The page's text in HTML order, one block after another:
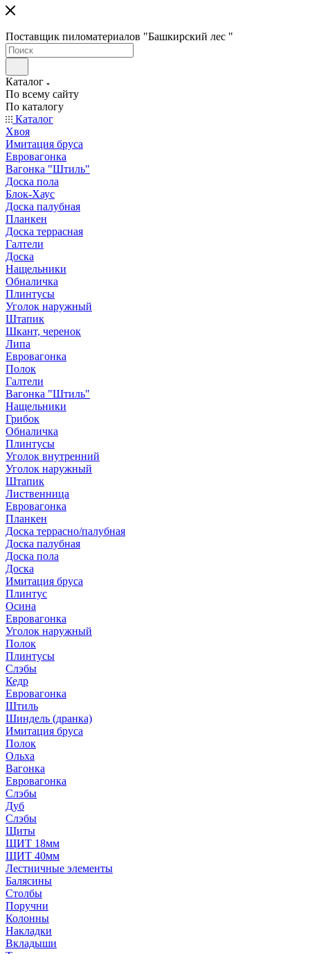
Поставщик пиломатериалов "Башкирский лес "
Каталог
По всему сайту
По каталогу
Каталог
Хвоя
Имитация бруса
Евровагонка
Вагонка "Штиль"
Доска пола
Блок-Хаус
Доска палубная
Планкен
Доска террасная
Галтели
Доска
Нащельники
Обналичка
Плинтусы
Уголок наружный
Штапик
Шкант, черенок
Липа
Евровагонка
Полок
Галтели
Вагонка "Штиль"
Нащельники
Грибок
Обналичка
Плинтусы
Уголок внутренний
Уголок наружный
Штапик
Лиственница
Евровагонка
Планкен
Доска террасно/палубная
Доска палубная
Доска пола
Доска
Имитация бруса
Плинтус
Осина
Евровагонка
Уголок наружный
Полок
Плинтусы
Слэбы
Кедр
Евровагонка
Штиль
Шиндель (дранка)
Имитация бруса
Полок
Ольха
Вагонка
Евровагонка
Слэбы
Дуб
Слэбы
Щиты
ЩИТ 18мм
ЩИТ 40мм
Лестничные элементы
Балясины
Столбы
Поручни
Колонны
Накладки
Вкладыши